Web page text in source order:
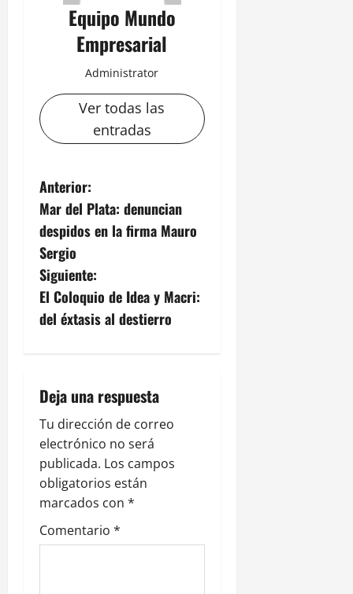
Equipo Mundo
Empresarial
Administrator
Ver todas las
entradas
N
a
v
e
g
c
i
ó
n
d
e
Anterior:
Mar del Plata: denuncian
despidos en la firma Mauro
Sergio
Siguiente:
El Coloquio de Idea y Macri:
del éxtasis al destierro
Deja una respuesta
Tu dirección de correo
electrónico no será
publicada. Los campos
obligatorios están
marcados con *
Comentario *